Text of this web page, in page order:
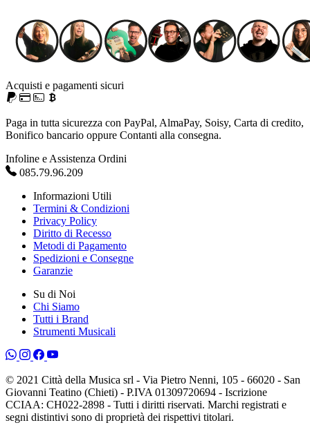
Acquisti e pagamenti sicuri
Paga in tutta sicurezza con PayPal, AlmaPay, Soisy, Carta di credito,
Bonifico bancario oppure Contanti alla consegna.
Infoline e Assistenza Ordini
085.79.96.209
Informazioni Utili
Termini & Condizioni
Privacy Policy
Diritto di Recesso
Metodi di Pagamento
Spedizioni e Consegne
Garanzie
Su di Noi
Chi Siamo
Tutti i Brand
Strumenti Musicali
© 2021 Città della Musica srl - Via Pietro Nenni, 105 - 66020 - San
Giovanni Teatino (Chieti) - P.IVA 01309720694 - Iscrizione
CCIAA: CH022-2898 - Tutti i diritti riservati. Marchi registrati e
segni distintivi sono di proprietà dei rispettivi titolari.